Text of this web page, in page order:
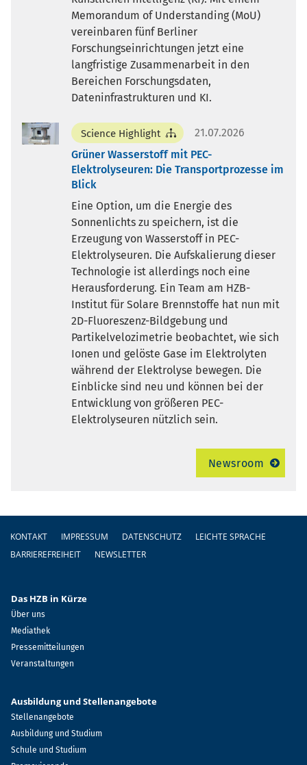
Memorandum of Understanding (MoU)
vereinbaren fünf Berliner
Forschungseinrichtungen jetzt eine
langfristige Zusammenarbeit in den
Bereichen Forschungsdaten,
Dateninfrastrukturen und KI.
Science Highlight
21.07.2026
Grüner Wasserstoff mit PEC-
Elektrolyseuren: Die Transportprozesse im
Blick
Eine Option, um die Energie des
Sonnenlichts zu speichern, ist die
Erzeugung von Wasserstoff in PEC-
Elektrolyseuren. Die Aufskalierung dieser
Technologie ist allerdings noch eine
Herausforderung. Ein Team am HZB-
Institut für Solare Brennstoffe hat nun mit
2D-Fluoreszenz-Bildgebung und
Partikelvelozimetrie beobachtet, wie sich
Ionen und gelöste Gase im Elektrolyten
während der Elektrolyse bewegen. Die
Einblicke sind neu und können bei der
Entwicklung von größeren PEC-
Elektrolyseuren nützlich sein.
Newsroom
Fußzeile
KONTAKT IMPRESSUM DATENSCHUTZ
LEICHTE SPRACHE
BARRIEREFREIHEIT
NEWSLETTER
Das HZB in Kürze
Über uns
Mediathek
Pressemitteilungen
Veranstaltungen
Ausbildung und Stellenangebote
Stellenangebote
Ausbildung und Studium
Schule und Studium